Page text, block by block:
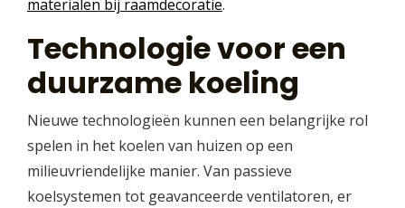
materialen bij raamdecoratie.
Technologie voor een
duurzame koeling
Nieuwe technologieën kunnen een belangrijke rol
spelen in het koelen van huizen op een
milieuvriendelijke manier. Van passieve
koelsystemen tot geavanceerde ventilatoren, er